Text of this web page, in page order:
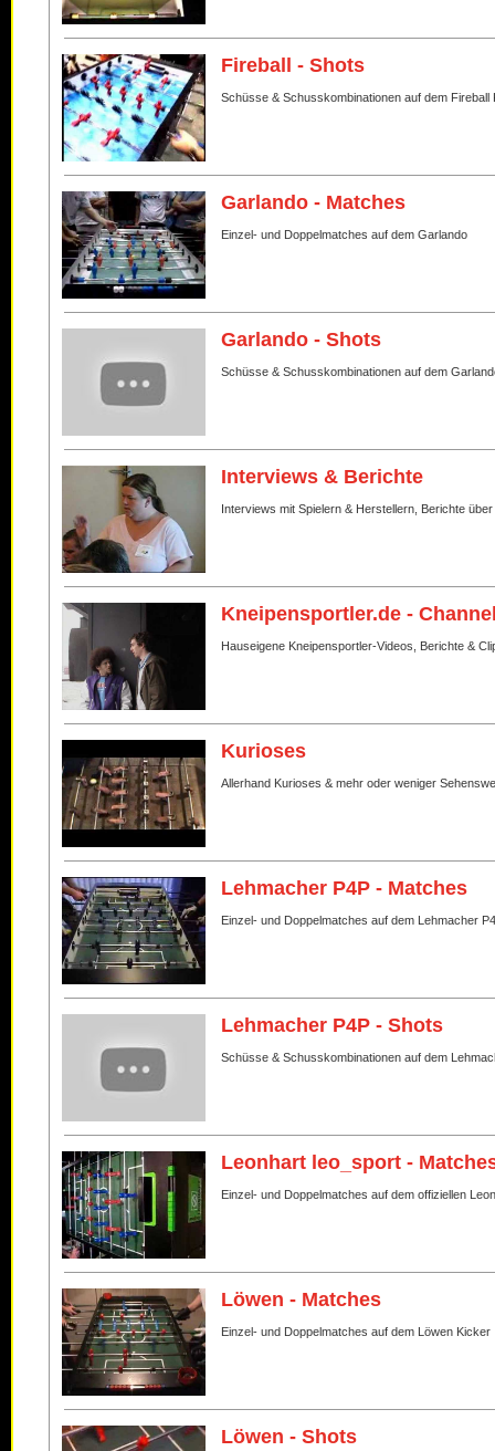
Fireball - Shots
Schüsse & Schusskombinationen auf dem Fireball
Garlando - Matches
Einzel- und Doppelmatches auf dem Garlando
Garlando - Shots
Schüsse & Schusskombinationen auf dem
Interviews & Berichte
Interviews mit Spielern & Herstellern, Berichte
Kneipensportler.de -
Hauseigene Kneipensportler-Videos, Berichte &
Kurioses
Allerhand Kurioses & mehr oder weniger
Lehmacher P4P - Matches
Einzel- und Doppelmatches auf dem Lehmacher
Lehmacher P4P - Shots
Schüsse & Schusskombinationen auf dem
Leonhart leo_sport -
Einzel- und Doppelmatches auf dem offiziellen
Löwen - Matches
Einzel- und Doppelmatches auf dem Löwen Kicker
Löwen - Shots